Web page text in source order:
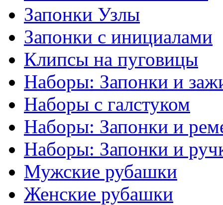
Запонки Узлы
Запонки с инициалами
Клипсы на пуговицы
Наборы: Запонки и
Наборы с галстуком
Наборы: Запонки и
Наборы: Запонки и
Мужские рубашки
Женские рубашки